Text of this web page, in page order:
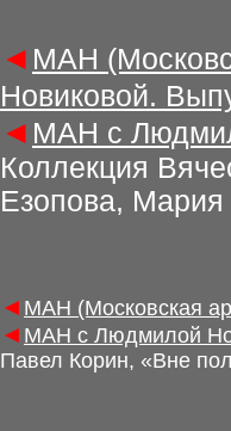
◄ МАН
Новиковой.
◄ МАН с
Коллекция
Езопова, Мария
◄ МАН (Московская
◄ МАН с Людмилой
Павел Корин, «Вне